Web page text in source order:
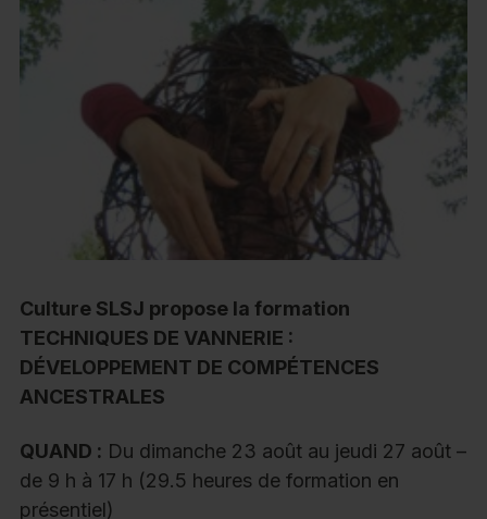
Culture SLSJ propose la formation
TECHNIQUES DE VANNERIE :
DÉVELOPPEMENT DE COMPÉTENCES
ANCESTRALES
QUAND : Du dimanche 23 août au jeudi 27 août –
de 9 h à 17 h (29.5 heures de formation en
présentiel)